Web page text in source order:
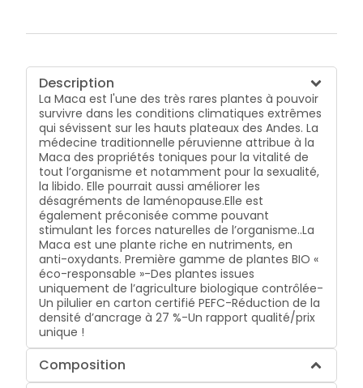
Description
La Maca est l'une des très rares plantes à pouvoir
survivre dans les conditions climatiques extrêmes
qui sévissent sur les hauts plateaux des Andes. La
médecine traditionnelle péruvienne attribue à la
Maca des propriétés toniques pour la vitalité de
tout l’organisme et notamment pour la sexualité,
la libido. Elle pourrait aussi améliorer les
désagréments de laménopause.Elle est
également préconisée comme pouvant
stimulant les forces naturelles de l’organisme..La
Maca est une plante riche en nutriments, en
anti-oxydants. Première gamme de plantes BIO «
éco-responsable »-Des plantes issues
uniquement de l’agriculture biologique contrôlée-
Un pilulier en carton certifié PEFC-Réduction de la
densité d’ancrage à 27 %-Un rapport qualité/prix
unique !
Composition